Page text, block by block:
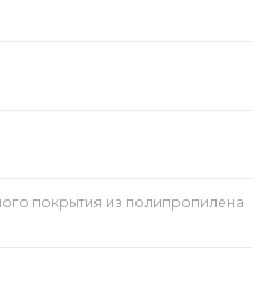
покрытия из полипропилена